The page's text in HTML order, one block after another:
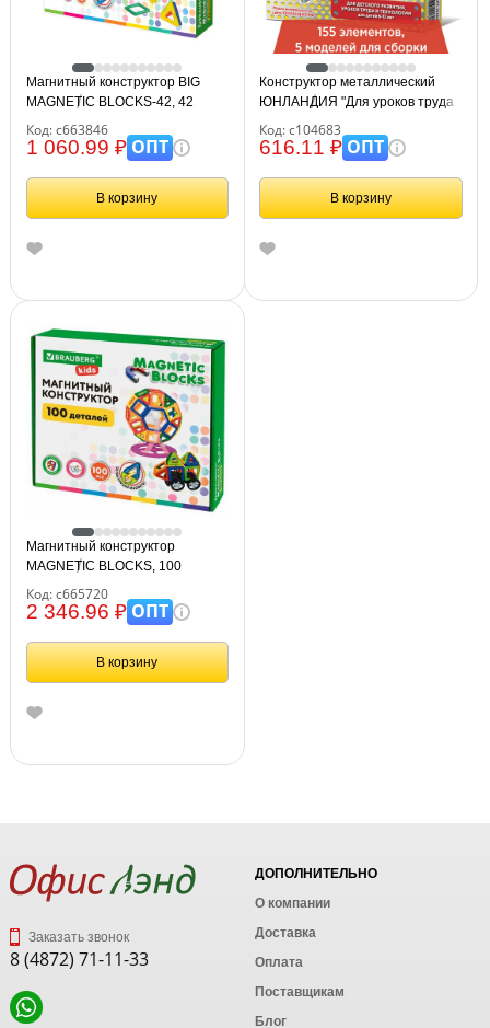
Магнитный конструктор BIG
MAGNETIC BLOCKS-42, 42
663846
Код: с663846
1 060.99 ₽ОПТ
В корзину
Конструктор металлический
ЮНЛАНДИЯ "Для уроков труда
элементов, 104683
Код: с104683
616.11 ₽ОПТ
В корзину
Магнитный конструктор
MAGNETIC BLOCKS, 100
карусель, BRAUBERG KIDS,
Код: с665720
2 346.96 ₽ОПТ
В корзину
Заказать звонок
8 (4872) 71-11-33
ДОПОЛНИТЕЛЬНО
О компании
Доставка
Оплата
Поставщикам
Блог